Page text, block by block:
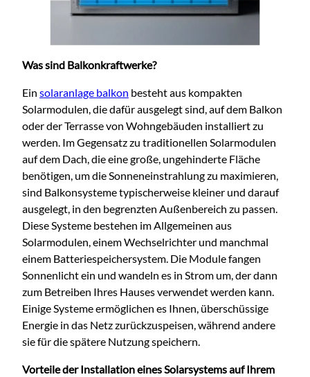
Was sind Balkonkraftwerke?
Ein solaranlage balkon besteht aus kompakten
Solarmodulen, die dafür ausgelegt sind, auf dem Balkon
oder der Terrasse von Wohngebäuden installiert zu
werden. Im Gegensatz zu traditionellen Solarmodulen
auf dem Dach, die eine große, ungehinderte Fläche
benötigen, um die Sonneneinstrahlung zu maximieren,
sind Balkonsysteme typischerweise kleiner und darauf
ausgelegt, in den begrenzten Außenbereich zu passen.
Diese Systeme bestehen im Allgemeinen aus
Solarmodulen, einem Wechselrichter und manchmal
einem Batteriespeichersystem. Die Module fangen
Sonnenlicht ein und wandeln es in Strom um, der dann
zum Betreiben Ihres Hauses verwendet werden kann.
Einige Systeme ermöglichen es Ihnen, überschüssige
Energie in das Netz zurückzuspeisen, während andere
sie für die spätere Nutzung speichern.
Vorteile der Installation eines Solarsystems auf Ihrem